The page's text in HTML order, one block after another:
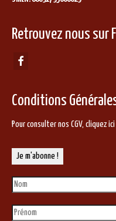
Retrouvez nous sur
Conditions
Pour consulter nos CGV, cliquez ici